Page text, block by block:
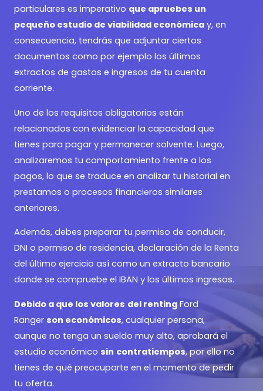
particulares es imperativo que apruebes un
pequeño estudio de viabilidad económica y, en
consecuencia, tendrás que adjuntar ciertos
documentos como por ejemplo los últimos
extractos de gastos e ingresos de tu cuenta
corriente.
Uno de los requisitos obligatorios están
relacionados con evidenciar la capacidad que
tienes para pagar y permanecer solvente. Luego,
analizaremos tu comportamiento frente a los
pagos, lo que se traduce en analizar tu historial en
prestamos o procesos financieros similares
anteriores.
Además, debes preparar tu permiso de conducir,
DNI o permiso de residencia, declaración de la Renta
del último ejercicio así como un extracto bancario
donde se compruebe el IBAN y los últimos ingresos.
Debido a que los valores del renting Ford
Ranger son económicos, cualquier persona,
aunque no tenga un sueldo muy alto, aprobará el
estudio económico sin contratiempos, por ello no
tienes de qué preocuparte en el momento de pedir
tu oferta.